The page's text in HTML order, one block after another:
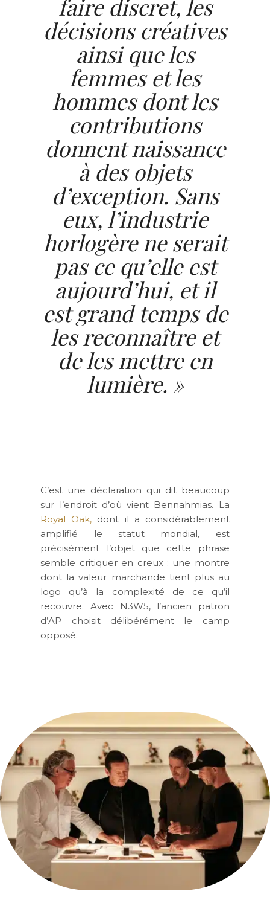
faire discret, les
décisions créatives
ainsi que les
femmes et les
hommes dont les
contributions
donnent naissance
à des objets
d’exception. Sans
eux, l’industrie
horlogère ne serait
pas ce qu’elle est
aujourd’hui, et il
est grand temps de
les reconnaître et
de les mettre en
lumière. »
C’est une déclaration qui dit beaucoup
sur l’endroit d’où vient Bennahmias. La
Royal Oak, dont il a considérablement
amplifié le statut mondial, est
précisément l’objet que cette phrase
semble critiquer en creux : une montre
dont la valeur marchande tient plus au
logo qu’à la complexité de ce qu’il
recouvre. Avec N3W5, l’ancien patron
d’AP choisit délibérément le camp
opposé.